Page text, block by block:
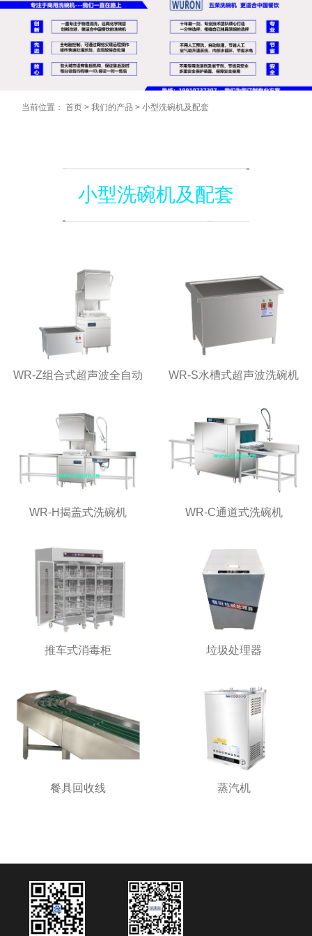
当前位置：首页 >我们的产品 >小型洗碗机及配套
小型洗碗机及配套
WR-Z组合式超声波全自动 WR-S水槽式超声波洗碗机
WR-H揭盖式洗碗机 WR-C通道式洗碗机
推车式消毒柜 垃圾处理器
餐具回收线 蒸汽机